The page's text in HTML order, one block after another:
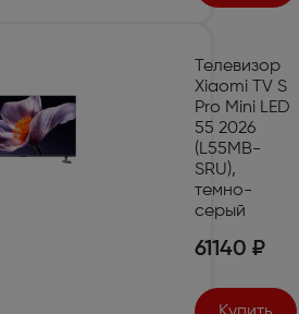
Телевизор
Xiaomi TV S
Pro Mini LED
55 2026
(L55MB-
SRU),
темно-
серый
61140 ₽